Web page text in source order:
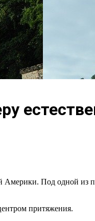
Америки. Под одной из
притяжения.